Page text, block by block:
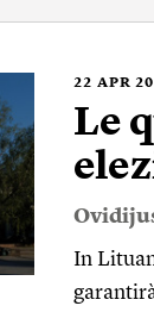
22 APR
Le
In